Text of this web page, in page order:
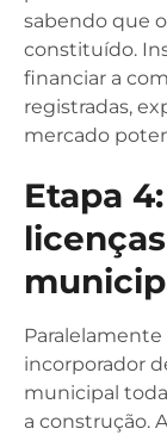
sabendo que
constituído.
financiar a
registradas,
mercado
Etapa
incorporador
municipal
a construção.